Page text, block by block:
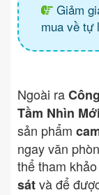
Giảm
mua về tự
Ngoài ra
Tầm Nhìn Mới
sản phẩm
ngay văn
thể tham
sátvà để